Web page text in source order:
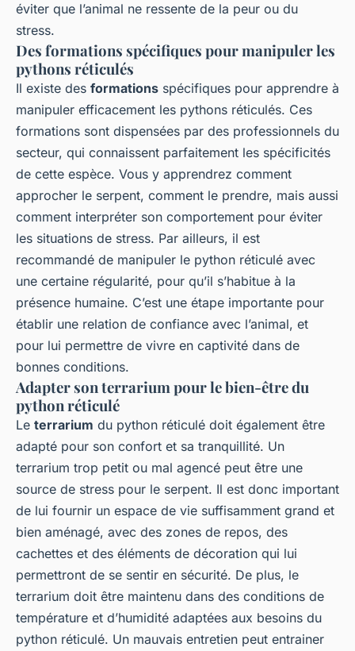
éviter que l’animal ne ressente de la peur ou du
stress.
Des formations spécifiques pour manipuler les
pythons réticulés
Il existe des formations spécifiques pour apprendre à
manipuler efficacement les pythons réticulés. Ces
formations sont dispensées par des professionnels du
secteur, qui connaissent parfaitement les spécificités
de cette espèce. Vous y apprendrez comment
approcher le serpent, comment le prendre, mais aussi
comment interpréter son comportement pour éviter
les situations de stress. Par ailleurs, il est
recommandé de manipuler le python réticulé avec
une certaine régularité, pour qu’il s’habitue à la
présence humaine. C’est une étape importante pour
établir une relation de confiance avec l’animal, et
pour lui permettre de vivre en captivité dans de
bonnes conditions.
Adapter son terrarium pour le bien-être du
python réticulé
Le terrarium du python réticulé doit également être
adapté pour son confort et sa tranquillité. Un
terrarium trop petit ou mal agencé peut être une
source de stress pour le serpent. Il est donc important
de lui fournir un espace de vie suffisamment grand et
bien aménagé, avec des zones de repos, des
cachettes et des éléments de décoration qui lui
permettront de se sentir en sécurité. De plus, le
terrarium doit être maintenu dans des conditions de
température et d’humidité adaptées aux besoins du
python réticulé. Un mauvais entretien peut entrainer